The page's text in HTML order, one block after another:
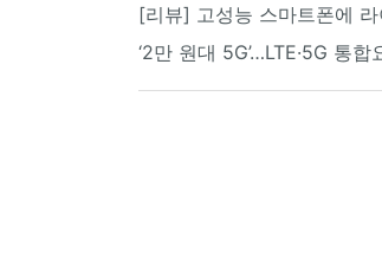
[리뷰] 고성능 스마트폰에
‘2만 원대 5G’…LTE·5G 통